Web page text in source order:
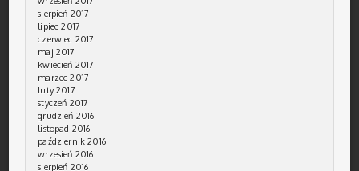
sierpień 2017
lipiec 2017
czerwiec 2017
maj 2017
kwiecień 2017
marzec 2017
luty 2017
styczeń 2017
grudzień 2016
listopad 2016
październik 2016
wrzesień 2016
sierpień 2016